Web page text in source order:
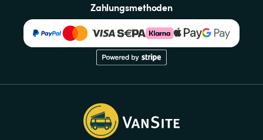
Zahlungsmethoden